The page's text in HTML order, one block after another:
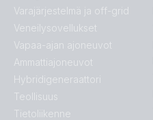
Varajärjestelmä ja off-grid
Veneilysovellukset
Vapaa-ajan ajoneuvot
Ammattiajoneuvot
Hybridigeneraattori
Teollisuus
Tietoliikenne